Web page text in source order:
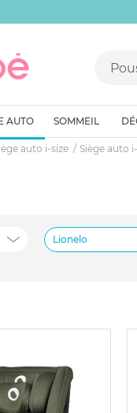
AUTO SOMMEIL
auto i-size Siège auto
Lionelo